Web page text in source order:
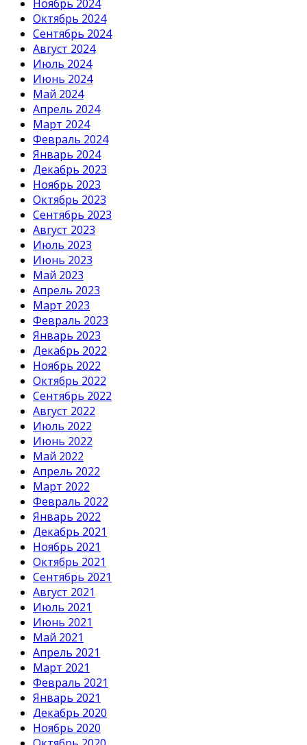
Ноябрь 2024
Октябрь 2024
Сентябрь 2024
Август 2024
Июль 2024
Июнь 2024
Май 2024
Апрель 2024
Март 2024
Февраль 2024
Январь 2024
Декабрь 2023
Ноябрь 2023
Октябрь 2023
Сентябрь 2023
Август 2023
Июль 2023
Июнь 2023
Май 2023
Апрель 2023
Март 2023
Февраль 2023
Январь 2023
Декабрь 2022
Ноябрь 2022
Октябрь 2022
Сентябрь 2022
Август 2022
Июль 2022
Июнь 2022
Май 2022
Апрель 2022
Март 2022
Февраль 2022
Январь 2022
Декабрь 2021
Ноябрь 2021
Октябрь 2021
Сентябрь 2021
Август 2021
Июль 2021
Июнь 2021
Май 2021
Апрель 2021
Март 2021
Февраль 2021
Январь 2021
Декабрь 2020
Ноябрь 2020